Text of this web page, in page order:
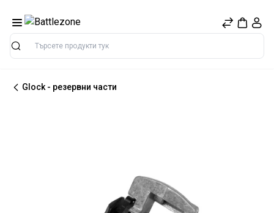
Търсене
Glock - резервни части